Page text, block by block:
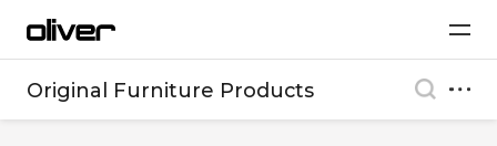
Original Furniture Products